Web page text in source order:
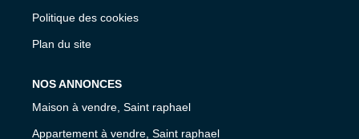
Politique des cookies
Plan du site
NOS ANNONCES
Maison à vendre, Saint raphael
Appartement à vendre, Saint raphael